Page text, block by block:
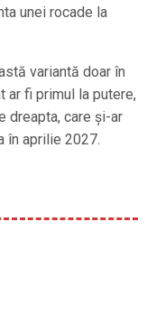
unei rocade la
variantă doar în
ar fi primul la putere,
dreapta, care și-ar
în aprilie 2027.